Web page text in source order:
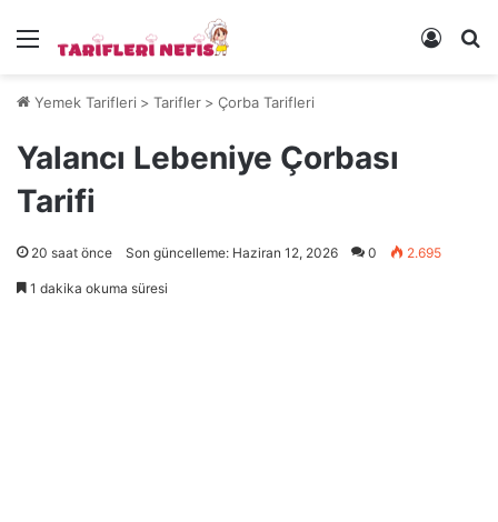
Menü Kayıt
Yemek Tarifleri > Tarifler > Çorba Tarifleri
Yalancı Lebeniye Çorbası
Tarifi
20 saat önce Son güncelleme: Haziran 12, 2026 0 2.695
1 dakika okuma süresi